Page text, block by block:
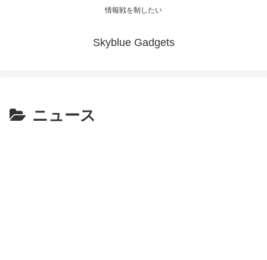
情報戦を制したい
Skyblue Gadgets
ニュース